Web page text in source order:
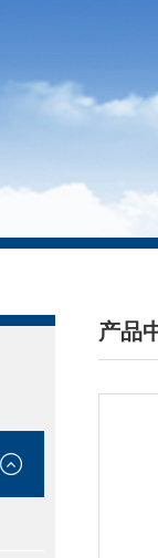
产品
/